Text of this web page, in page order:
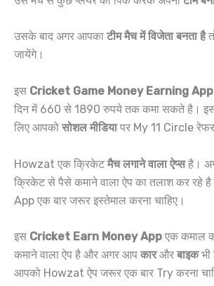
उसके बाद अगर आपका टीम मैच में विजेता बनता है
जायेंगे।
इस Cricket Game Money Earning App
दिन में 660 से 1890 रुपये तक कमा सकते है।
लिए आपको सोशल मीडियापर My 11 Circle
Howzat एक क्रिकेटमैच लगाने वाला ऐप्सहै।
क्रिकेट से पैसे कमाने वाला ऐप का तलाश कर रहे
App एक बार जरूर इस्तेमाल करना चाहिए।
इस Cricket Earn Money App एक कमाल
कमाने वाला ऐप है और अगर आप कारऔर बाइकभी
आपको Howzat ऐप जरूर एक बार Try करना